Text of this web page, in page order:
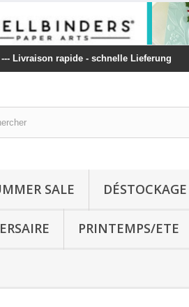
--- Livraison rapide - schnelle Lieferung
SALE DÉSTOCKAGE
PRINTEMPS/ETE